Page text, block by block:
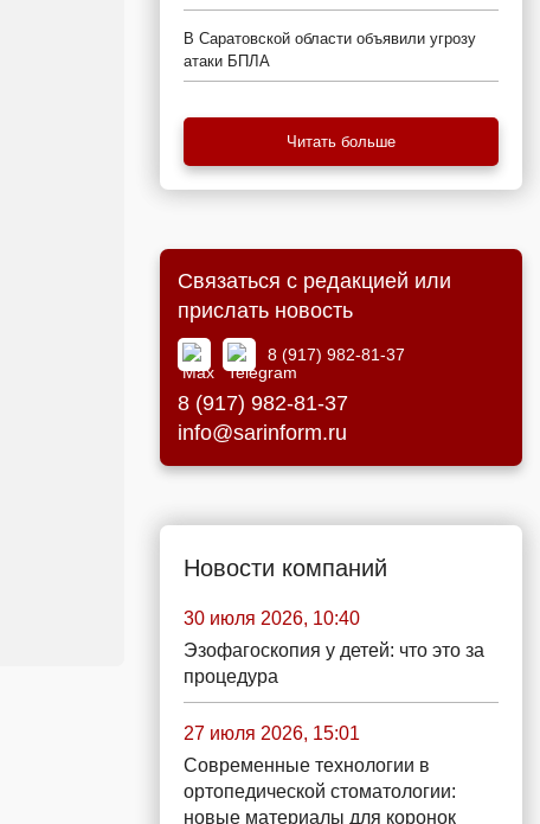
В Саратовской области объявили угрозу
атаки БПЛА
Читать больше
Связаться с редакцией или
прислать новость
8 (917) 982-81-37
8 (917) 982-81-37
info@sarinform.ru
Новости компаний
30 июля 2026, 10:40
Эзофагоскопия у детей: что это за
процедура
27 июля 2026, 15:01
Современные технологии в
ортопедической стоматологии:
новые материалы для коронок